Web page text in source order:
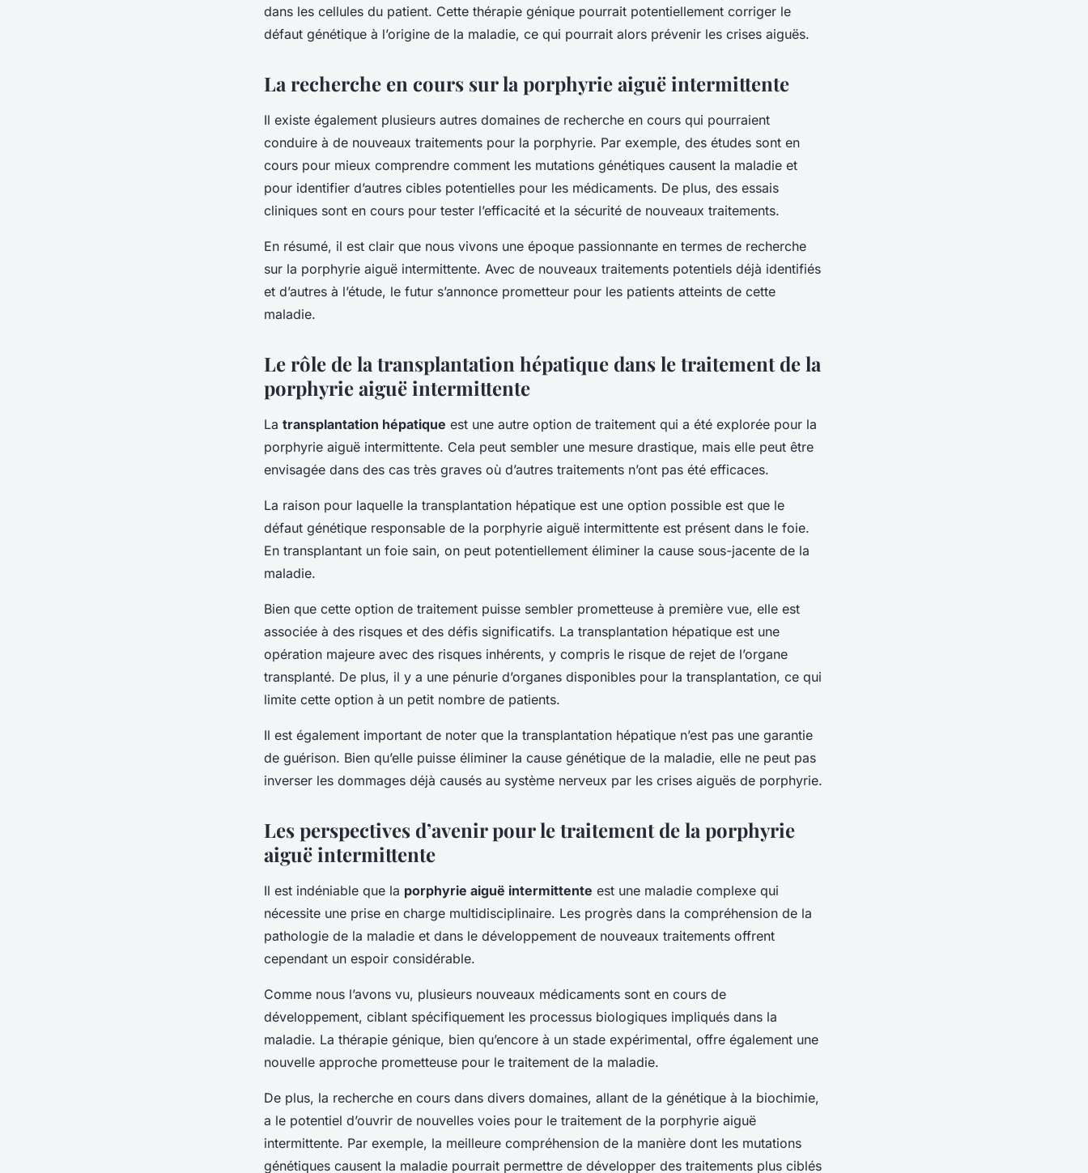
dans les cellules du patient. Cette thérapie génique pourrait potentiellement corriger le
défaut génétique à l’origine de la maladie, ce qui pourrait alors prévenir les crises aiguës.
La recherche en cours sur la porphyrie aiguë intermittente
Il existe également plusieurs autres domaines de recherche en cours qui pourraient
conduire à de nouveaux traitements pour la porphyrie. Par exemple, des études sont en
cours pour mieux comprendre comment les mutations génétiques causent la maladie et
pour identifier d’autres cibles potentielles pour les médicaments. De plus, des essais
cliniques sont en cours pour tester l’efficacité et la sécurité de nouveaux traitements.
En résumé, il est clair que nous vivons une époque passionnante en termes de recherche
sur la porphyrie aiguë intermittente. Avec de nouveaux traitements potentiels déjà identifiés
et d’autres à l’étude, le futur s’annonce prometteur pour les patients atteints de cette
maladie.
Le rôle de la transplantation hépatique dans le traitement de la
porphyrie aiguë intermittente
La transplantation hépatique est une autre option de traitement qui a été explorée pour la
porphyrie aiguë intermittente. Cela peut sembler une mesure drastique, mais elle peut être
envisagée dans des cas très graves où d’autres traitements n’ont pas été efficaces.
La raison pour laquelle la transplantation hépatique est une option possible est que le
défaut génétique responsable de la porphyrie aiguë intermittente est présent dans le foie.
En transplantant un foie sain, on peut potentiellement éliminer la cause sous-jacente de la
maladie.
Bien que cette option de traitement puisse sembler prometteuse à première vue, elle est
associée à des risques et des défis significatifs. La transplantation hépatique est une
opération majeure avec des risques inhérents, y compris le risque de rejet de l’organe
transplanté. De plus, il y a une pénurie d’organes disponibles pour la transplantation, ce qui
limite cette option à un petit nombre de patients.
Il est également important de noter que la transplantation hépatique n’est pas une garantie
de guérison. Bien qu’elle puisse éliminer la cause génétique de la maladie, elle ne peut pas
inverser les dommages déjà causés au système nerveux par les crises aiguës de porphyrie.
Les perspectives d’avenir pour le traitement de la porphyrie
aiguë intermittente
Il est indéniable que la porphyrie aiguë intermittente est une maladie complexe qui
nécessite une prise en charge multidisciplinaire. Les progrès dans la compréhension de la
pathologie de la maladie et dans le développement de nouveaux traitements offrent
cependant un espoir considérable.
Comme nous l’avons vu, plusieurs nouveaux médicaments sont en cours de
développement, ciblant spécifiquement les processus biologiques impliqués dans la
maladie. La thérapie génique, bien qu’encore à un stade expérimental, offre également une
nouvelle approche prometteuse pour le traitement de la maladie.
De plus, la recherche en cours dans divers domaines, allant de la génétique à la biochimie,
a le potentiel d’ouvrir de nouvelles voies pour le traitement de la porphyrie aiguë
intermittente. Par exemple, la meilleure compréhension de la manière dont les mutations
génétiques causent la maladie pourrait permettre de développer des traitements plus ciblés